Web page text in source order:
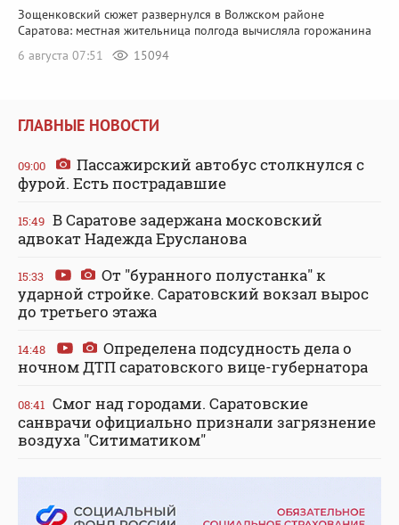
Зощенковский сюжет развернулся в Волжском районе
Саратова: местная жительница полгода вычисляла горожанина
6 августа 07:51
15094
ГЛАВНЫЕ НОВОСТИ
09:00
Пассажирский автобус столкнулся с
фурой. Есть пострадавшие
15:49 В Саратове задержана московский
адвокат Надежда Ерусланова
15:33
От "буранного полустанка" к
ударной стройке. Саратовский вокзал вырос
до третьего этажа
14:48
Определена подсудность дела о
ночном ДТП саратовского вице-губернатора
08:41 Смог над городами. Саратовские
санврачи официально признали загрязнение
воздуха "Ситиматиком"